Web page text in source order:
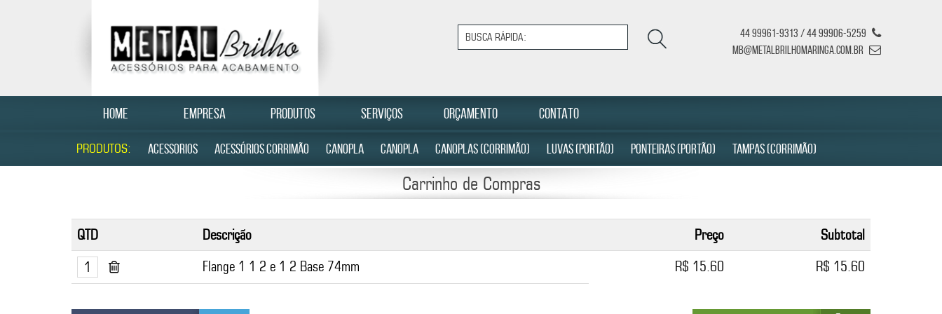
44 99961-9313 / 44 99906-5259
mb@metalbrilhomaringa.com.br
HOME EMPRESA PRODUTOS SERVIÇOS ORÇAMENTO CONTATO
PRODUTOS: ACESSORIOS ACESSÓRIOS CORRIMÃO CANOPLA CANOPLA CANOPLAS (CORRIMÃO) LUVAS (PORTÃO) PONTEIRAS (PORTÃO) TAMPAS (CORRIMÃO)
Carrinho de Compras
QTD Descrição Preço
Subtotal
Flange 1 1 2 e 1 2 Base 74mm
R$ 15.60 R$ 15.60